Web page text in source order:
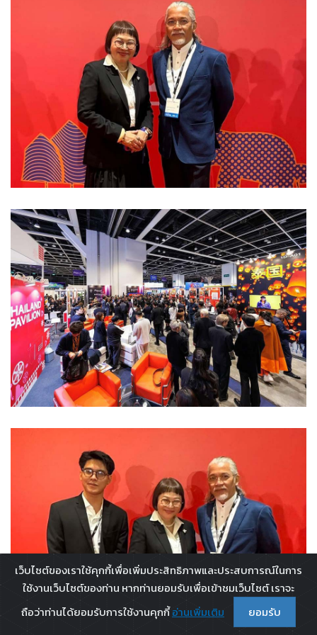
เว็บไซต์ของเราใช้คุกกี้เพื่อเพิ่มประสิทธิภาพและประสบการณ์ในการ
ใช้งานเว็บไซต์ของท่าน หากท่านยอมรับเพื่อเข้าชมเว็บไซต์ เราจะ
ถือว่าท่านได้ยอมรับการใช้งานคุกกี้อ่านเพิ่มเติม ยอมรับ